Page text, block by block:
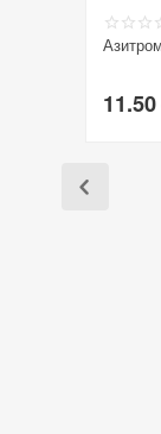
11.50